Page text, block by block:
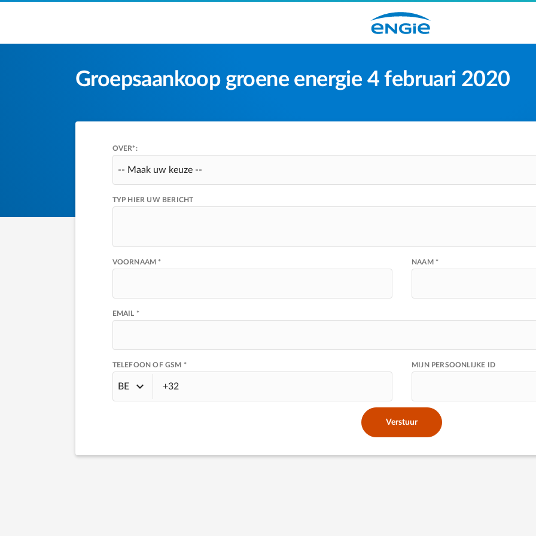
Groepsaankoop groene energie 4 februari 2020
OVER*:
-- Maak uw keuze --
TYP HIER UW BERICHT
VOORNAAM * NAAM *
EMAIL *
TELEFOON OF GSM *
BE
MIJN PERSOONLIJKE ID
Verstuur